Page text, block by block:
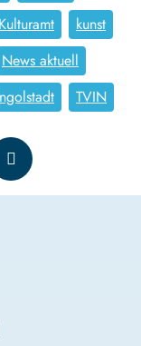
Kulturamt
kunst
News aktuell
TVIN